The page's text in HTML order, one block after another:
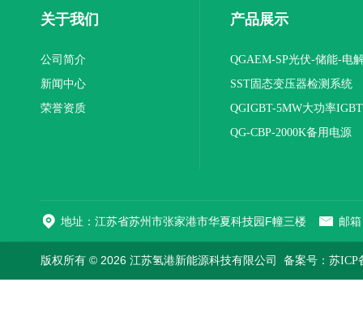
关于我们
公司简介
新闻中心
荣誉资质
产品展示
QGAEM-SP光伏-储能-电
体化测试平台
SST固态变压器检测系统
QGIGBT-5MW大功率
电源
QG-CBP-2000K备用电源
地址：江苏省苏州市张家港市华夏科技园F幢三楼 邮
版权所有 © 2026 江苏氢港新能源科技有限公司 备案号：苏ICP